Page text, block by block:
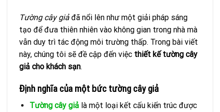
Tường cây giảđã nổi lên như một giải pháp sáng
tạo để đưa thiên nhiên vào không gian trong nhà mà
vẫn duy trì tác động môi trường thấp. Trong bài viết
này, chúng tôi sẽ đề cập đến việc thiết kế tường cây
giả cho khách sạn.
Định nghĩa của một bức tường cây giả
Tường cây giảlà một loại kết cấu kiến ​​trúc được